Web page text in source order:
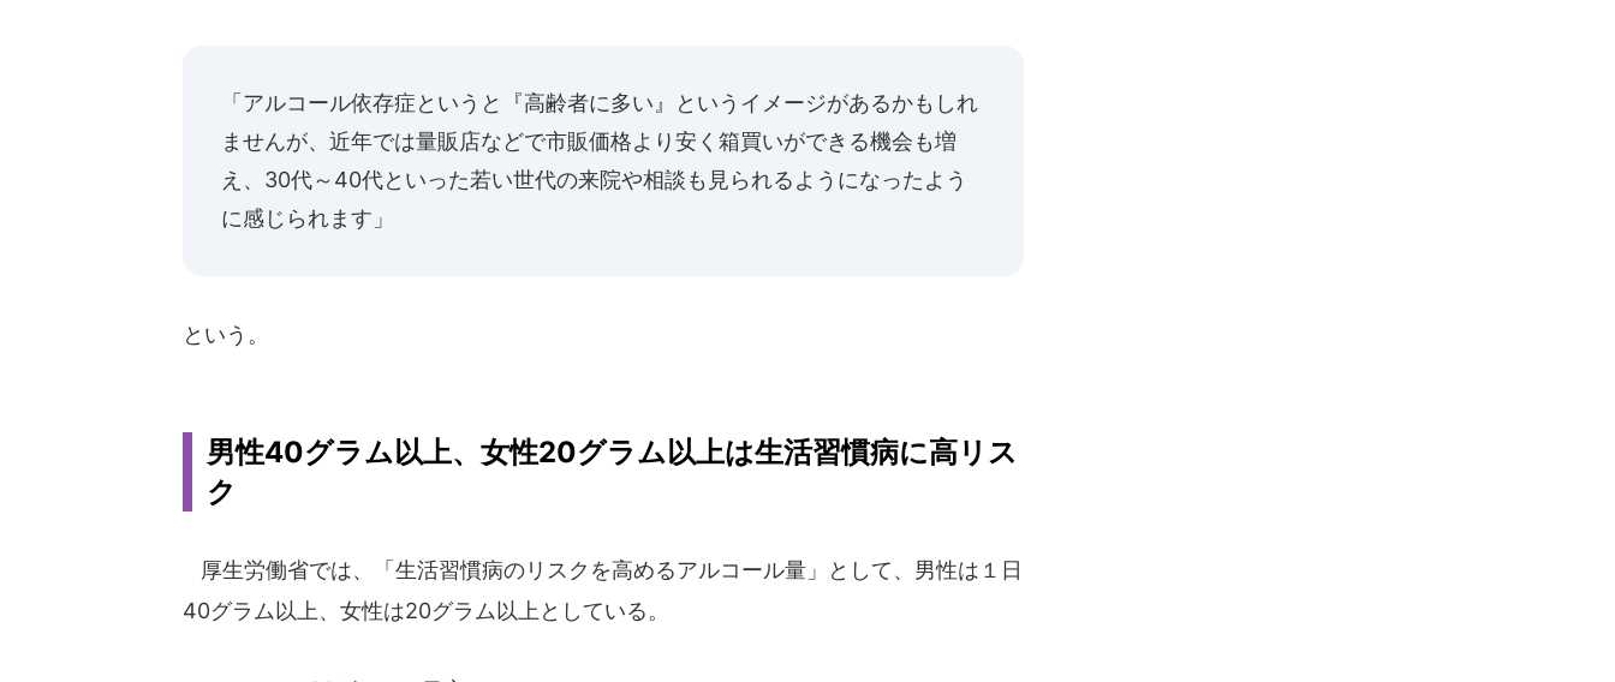
「アルコール依存症というと『高齢者に多い』というイメージがあるかもしれ
ませんが、近年では量販店などで市販価格より安く箱買いができる機会も増
え、30代～40代といった若い世代の来院や相談も見られるようになったよう
に感じられます」
という。
男性40グラム以上、女性20グラム以上は生活習慣病に高リス
ク
厚生労働省では、「生活習慣病のリスクを高めるアルコール量」として、男性は１日
40グラム以上、女性は20グラム以上としている。